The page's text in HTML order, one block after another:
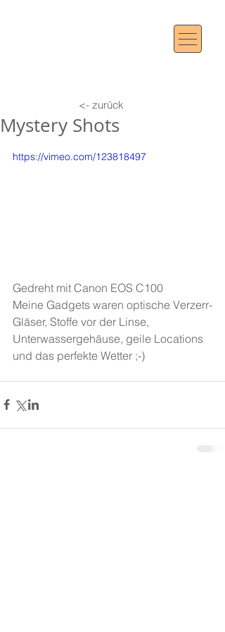
<- zurück
Mystery Shots
https://vimeo.com/123818497
Gedreht mit Canon EOS C100
Meine Gadgets waren optische Verzerr-
Gläser, Stoffe vor der Linse,
Unterwassergehäuse, geile Locations
und das perfekte Wetter ;-)